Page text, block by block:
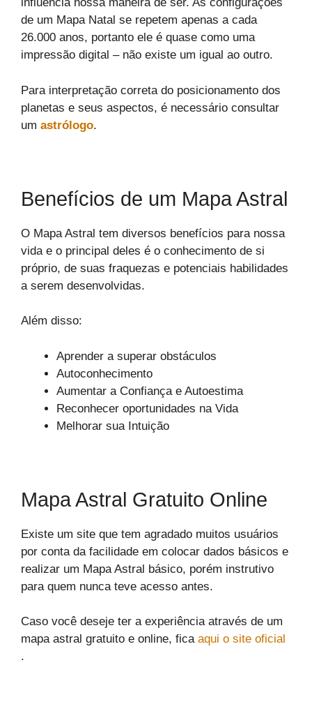
de um Mapa Natal se repetem apenas a cada
26.000 anos, portanto ele é quase como uma
impressão digital – não existe um igual ao outro.
Para interpretação correta do posicionamento dos
planetas e seus aspectos, é necessário consultar
um astrólogo.
Benefícios de um Mapa Astral
O Mapa Astral tem diversos benefícios para nossa
vida e o principal deles é o conhecimento de si
próprio, de suas fraquezas e potenciais habilidades
a serem desenvolvidas.
Além disso:
Aprender a superar obstáculos
Autoconhecimento
Aumentar a Confiança e Autoestima
Reconhecer oportunidades na Vida
Melhorar sua Intuição
Mapa Astral Gratuito Online
Existe um site que tem agradado muitos usuários
por conta da facilidade em colocar dados básicos e
realizar um Mapa Astral básico, porém instrutivo
para quem nunca teve acesso antes.
Caso você deseje ter a experiência através de um
mapa astral gratuito e online, fica aqui o site oficial
.